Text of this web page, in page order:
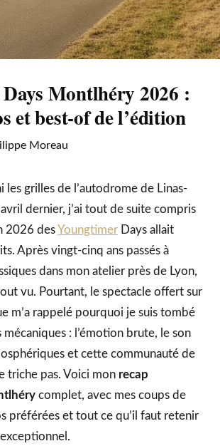
Montlhéry 2026 :
et best-of de l’édition
Moreau
les grilles de l’autodrome de Linas-
dernier, j’ai tout de suite compris
2026 des Youngtimer Days allait
Après vingt-cinq ans passés à
dans mon atelier près de Lyon,
vu. Pourtant, le spectacle offert sur
m’a rappelé pourquoi je suis tombé
mécaniques : l’émotion brute, le son
et cette communauté de
triche pas. Voici mon recap
complet, avec mes coups de
préférées et tout ce qu’il faut retenir